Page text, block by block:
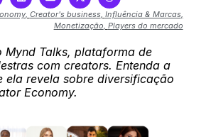
, Creator's business, Influência & Marcas,
Monetização Players do mercado
Mynd Talks, plataforma de
com creators. Entenda a
ela revela sobre diversificação
Economy.